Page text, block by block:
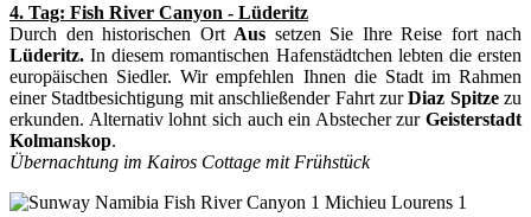
4. Tag: Fish River Canyon - Lüderitz
Durch den historischen Ort Aus setzen Sie Ihre Reise fort nach
Lüderitz. In diesem romantischen Hafenstädtchen lebten die ersten
europäischen Siedler. Wir empfehlen Ihnen die Stadt im Rahmen
einer Stadtbesichtigung mit anschließender Fahrt zurDiaz Spitzezu
erkunden. Alternativ lohnt sich auch ein Abstecher zur Geisterstadt
Kolmanskop.
Übernachtung im Kairos Cottage mit Frühstück